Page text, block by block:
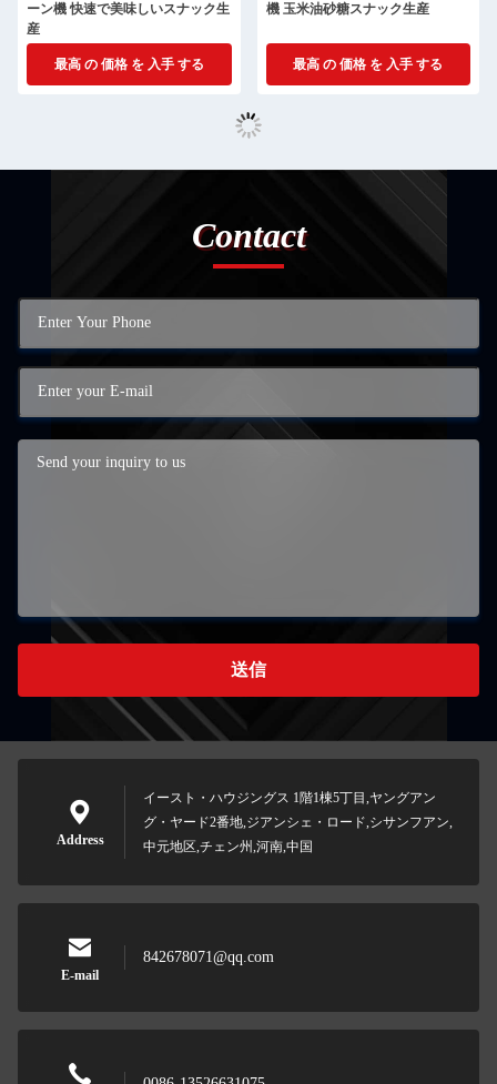
ーン機 快速で美味しいスナック生
産
最高 の 価格 を 入手 する
機 玉米油砂糖スナック生産
最高 の 価格 を 入手 する
Contact
送信
Address
イースト・ハウジングス 1階1棟5丁目,ヤングアン
グ・ヤード2番地,ジアンシェ・ロード,シサンフアン,
中元地区,チェン州,河南,中国
E-mail
842678071@qq.com